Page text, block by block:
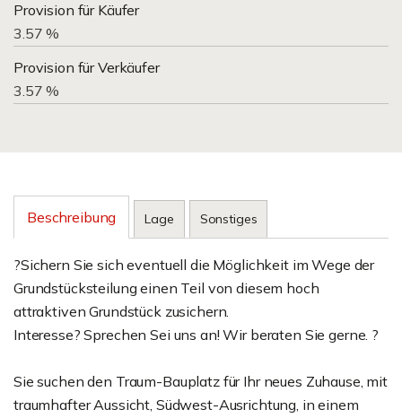
Provision für Käufer
3.57 %
Provision für Verkäufer
3.57 %
Beschreibung Lage Sonstiges
?Sichern Sie sich eventuell die Möglichkeit im Wege der
Grundstücksteilung einen Teil von diesem hoch
attraktiven Grundstück zusichern.
Interesse? Sprechen Sei uns an! Wir beraten Sie gerne. ?
Sie suchen den Traum-Bauplatz für Ihr neues Zuhause, mit
traumhafter Aussicht, Südwest-Ausrichtung, in einem